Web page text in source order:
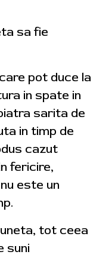
sa fie
pot duce la
in spate in
sarita de
in timp de
cazut
fericire,
este un
tot ceea
suni